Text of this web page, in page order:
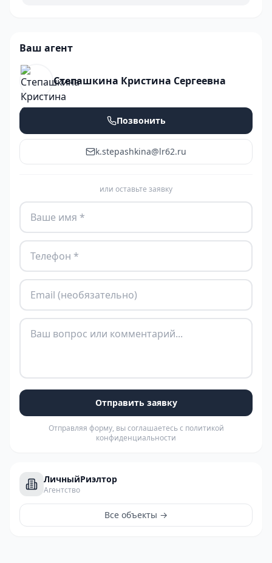
Ваш агент
Степашкина Кристина Сергеевна
Позвонить
k.stepashkina@lr62.ru
или оставьте заявку
Отправить заявку
Отправляя форму, вы соглашаетесь с политикой
конфиденциальности
ЛичныйРиэлтор
Агентство
Все объекты →